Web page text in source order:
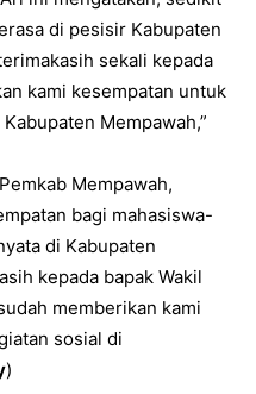
di pesisir Kabupaten
sekali kepada
kami kesempatan untuk
Mempawah,”
Mempawah,
bagi mahasiswa-
di Kabupaten
kepada bapak Wakil
memberikan kami
sosial di
)